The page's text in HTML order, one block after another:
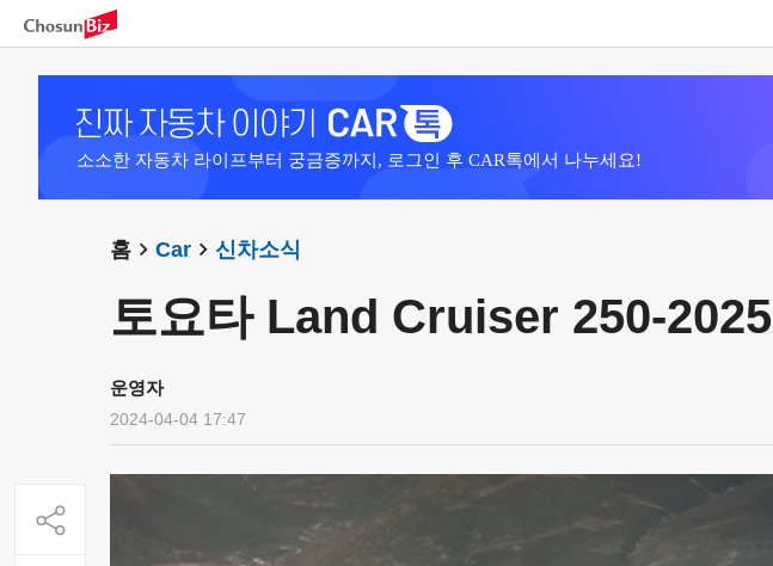
소소한 자동차 라이프부터 궁금증까지, 로그인 후 CAR톡에서 나누세요!
홈 Car 신차소식
토요타 Land Cruiser 250-2025
운영자
2024-04-04 17:47